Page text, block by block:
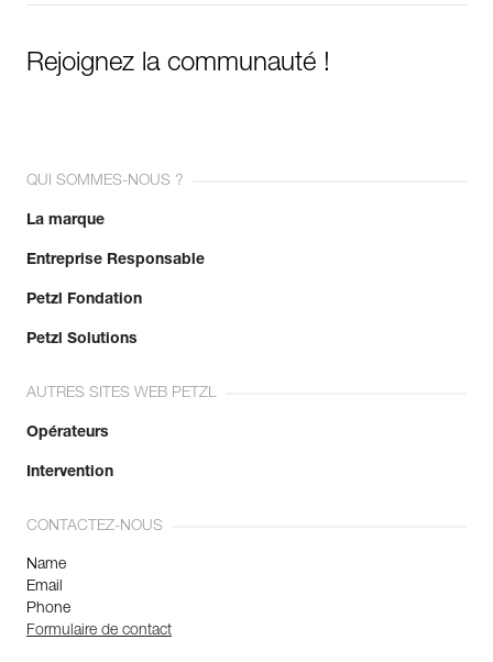
Rejoignez la communauté !
QUI SOMMES-NOUS ?
La marque
Entreprise Responsable
Petzl Fondation
Petzl Solutions
AUTRES SITES WEB PETZL
Opérateurs
Intervention
CONTACTEZ-NOUS
Name
Email
Phone
Formulaire de contact